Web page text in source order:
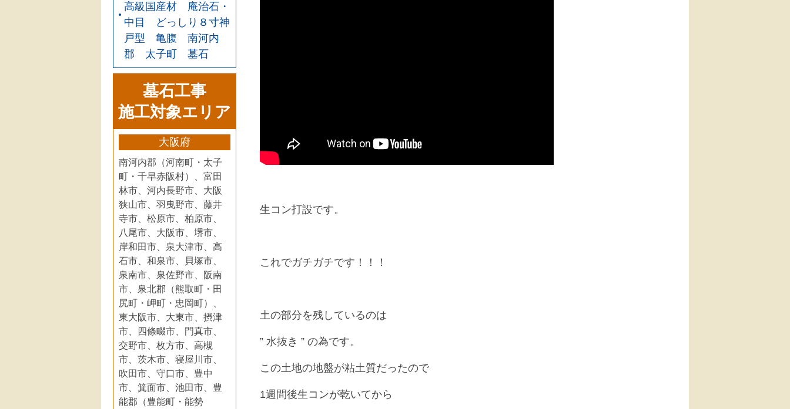
生コン打設です。
これでガチガチです！！！
土の部分を残しているのは
” 水抜き ” の為です。
この土地の地盤が粘土質だったので
1週間後生コンが乾いてから
高級国産材 庵治石・
中目 どっしり８寸神
戸型 亀腹 南河内
郡 太子町 墓石
墓石工事
施工対象エリア
大阪府
南河内郡（河南町・太子
町・千早赤阪村）、富田
林市、河内長野市、大阪
狭山市、羽曳野市、藤井
寺市、松原市、柏原市、
八尾市、大阪市、堺市、
岸和田市、泉大津市、高
石市、和泉市、貝塚市、
泉南市、泉佐野市、阪南
市、泉北郡（熊取町・田
尻町・岬町・忠岡町）、
東大阪市、大東市、摂津
市、四條畷市、門真市、
交野市、枚方市、高槻
市、茨木市、寝屋川市、
吹田市、守口市、豊中
市、箕面市、池田市、豊
能郡（豊能町・能勢